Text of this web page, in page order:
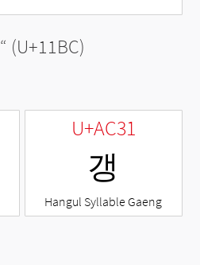
“ (U+11BC)
U+AC31
갱
Hangul Syllable Gaeng